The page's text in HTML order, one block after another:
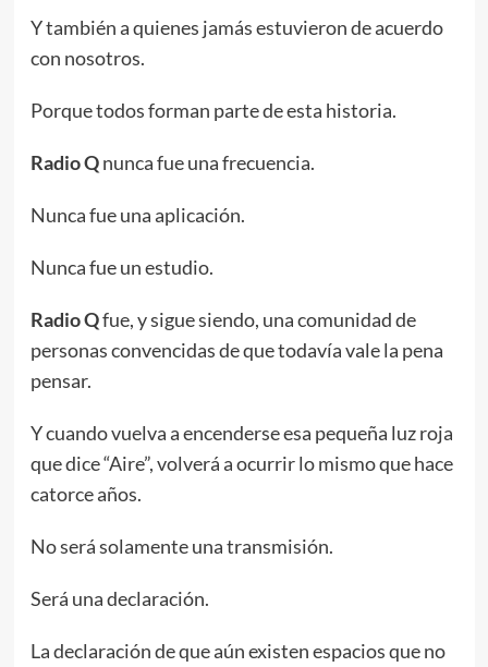
Y también a quienes jamás estuvieron de acuerdo
con nosotros.
Porque todos forman parte de esta historia.
Radio Qnunca fue una frecuencia.
Nunca fue una aplicación.
Nunca fue un estudio.
Radio Qfue, y sigue siendo, una comunidad de
personas convencidas de que todavía vale la pena
pensar.
Y cuando vuelva a encenderse esa pequeña luz roja
que dice “Aire”, volverá a ocurrir lo mismo que hace
catorce años.
No será solamente una transmisión.
Será una declaración.
La declaración de que aún existen espacios que no